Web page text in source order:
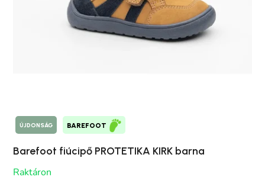
ÚJDONSÁG BAREFOOT
Barefoot fiúcipő PROTETIKA KIRK barna
Raktáron